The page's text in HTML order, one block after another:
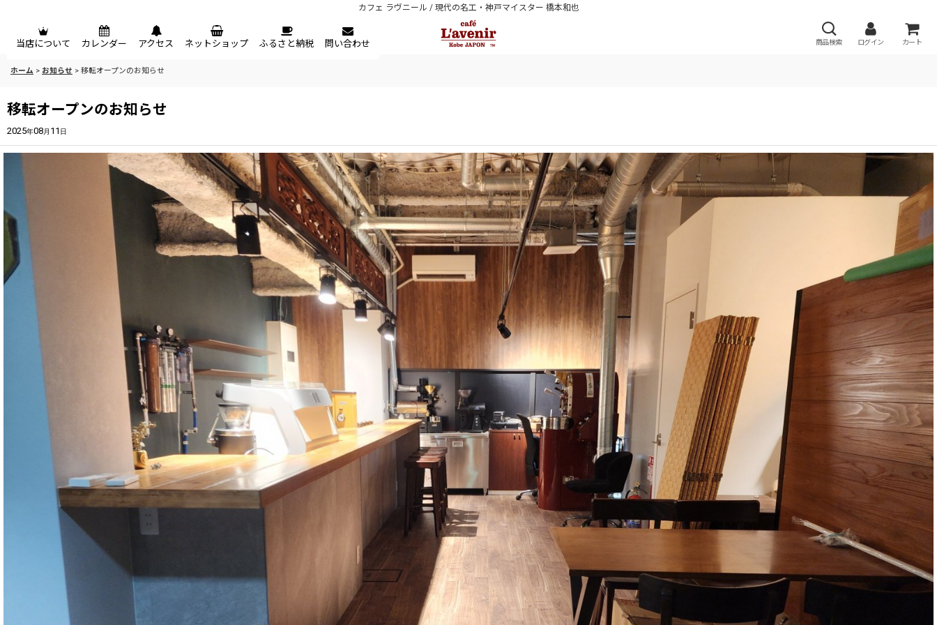
カフェ ラヴニール / 現代の名工・神戸マイスター 橋本和也
メニュー 商品検索 ログイン カート
当店について カレンダー アクセス ネットショップ ふるさと納税 問い合わせ
ホーム > お知らせ > 移転オープンのお知らせ
移転オープンのお知らせ
2025年08月 11 日